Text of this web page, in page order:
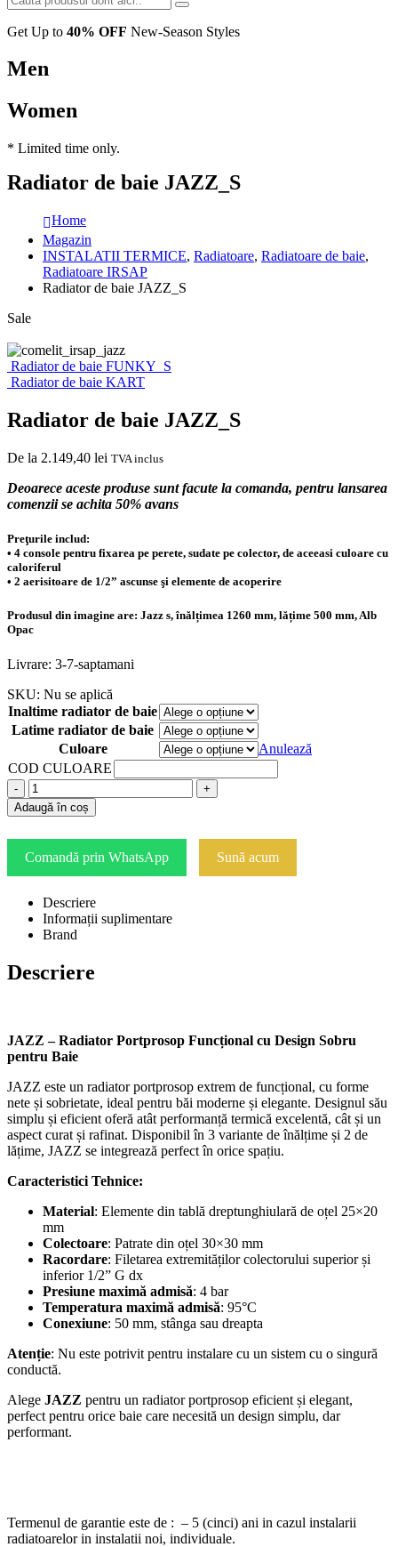
Get Up to 40% OFF New-Season Styles
Men
Women
* Limited time only.
Radiator de baie JAZZ_S
Home
Magazin
INSTALATII TERMICE, Radiatoare, Radiatoare de baie,
Radiatoare IRSAP
Radiator de baie JAZZ_S
Sale
Radiator de baie FUNKY_S
Radiator de baie KART
Radiator de baie JAZZ_S
De la 2.149,40 lei TVA inclus
Deoarece aceste produse sunt facute la comanda, pentru lansarea
comenzii se achita 50% avans
Preţurile includ:
• 4 console pentru fixarea pe perete, sudate pe colector, de aceeasi culoare cu
caloriferul
• 2 aerisitoare de 1/2” ascunse şi elemente de acoperire
Produsul din imagine are: Jazz s, înălțimea 1260 mm, lățime 500 mm, Alb
Opac
Livrare: 3-7-saptamani
SKU: Nu se aplică
Inaltime radiator de baie
Latime radiator de baie
Culoare
Anulează
COD CULOARE
-
+
Adaugă în coș
Comandă prin WhatsApp Sună acum
Descriere
Informații suplimentare
Brand
Descriere
JAZZ – Radiator Portprosop Funcțional cu Design Sobru
pentru Baie
JAZZ este un radiator portprosop extrem de funcțional, cu forme
nete și sobrietate, ideal pentru băi moderne și elegante. Designul său
simplu și eficient oferă atât performanță termică excelentă, cât și un
aspect curat și rafinat. Disponibil în 3 variante de înălțime și 2 de
lățime, JAZZ se integrează perfect în orice spațiu.
Caracteristici Tehnice:
Material: Elemente din tablă dreptunghiulară de oțel 25×20
mm
Colectoare: Patrate din oțel 30×30 mm
Racordare: Filetarea extremităților colectorului superior și
inferior 1/2” G dx
Presiune maximă admisă: 4 bar
Temperatura maximă admisă: 95°C
Conexiune: 50 mm, stânga sau dreapta
Atenție: Nu este potrivit pentru instalare cu un sistem cu o singură
conductă.
Alege JAZZ pentru un radiator portprosop eficient și elegant,
perfect pentru orice baie care necesită un design simplu, dar
performant.
Termenul de garantie este de : – 5 (cinci) ani in cazul instalarii
radiatoarelor in instalatii noi, individuale.